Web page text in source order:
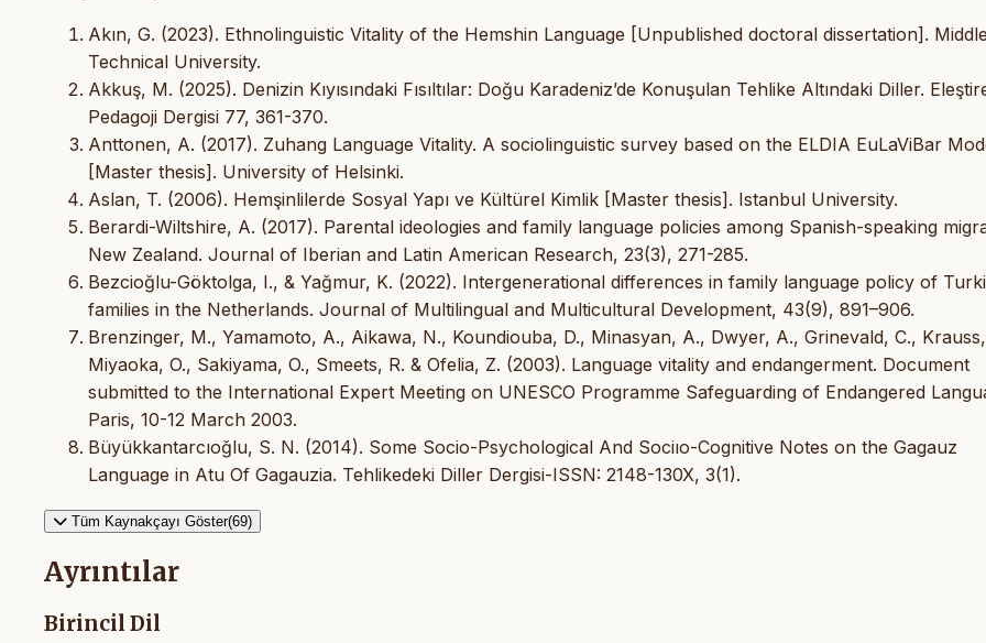
Akın, G. (2023). Ethnolinguistic Vitality of the Hemshin Language [Unpublished doctoral dissertation].
Technical University.
Akkuş, M. (2025). Denizin Kıyısındaki Fısıltılar: Doğu Karadeniz’de Konuşulan Tehlike Altındaki Diller.
Pedagoji Dergisi 77, 361-370.
Anttonen, A. (2017). Zuhang Language Vitality. A sociolinguistic survey based on the ELDIA EuLaViBar
[Master thesis]. University of Helsinki.
Aslan, T. (2006). Hemşinlilerde Sosyal Yapı ve Kültürel Kimlik [Master thesis]. Istanbul University.
Berardi-Wiltshire, A. (2017). Parental ideologies and family language policies among Spanish-speaking
New Zealand. Journal of Iberian and Latin American Research, 23(3), 271-285.
Bezcioğlu-Göktolga, I., & Yağmur, K. (2022). Intergenerational differences in family language policy of
families in the Netherlands. Journal of Multilingual and Multicultural Development, 43(9), 891–906.
Brenzinger, M., Yamamoto, A., Aikawa, N., Koundiouba, D., Minasyan, A., Dwyer, A., Grinevald, C.,
Miyaoka, O., Sakiyama, O., Smeets, R. & Ofelia, Z. (2003). Language vitality and endangerment. Document
submitted to the International Expert Meeting on UNESCO Programme Safeguarding of Endangered
Paris, 10-12 March 2003.
Büyükkantarcıoğlu, S. N. (2014). Some Socio-Psychological And Sociıo-Cognitive Notes on the Gagauz
Language in Atu Of Gagauzia. Tehlikedeki Diller Dergisi-ISSN: 2148-130X, 3(1).
Tüm Kaynakçayı Göster(69)
Ayrıntılar
Birincil Dil